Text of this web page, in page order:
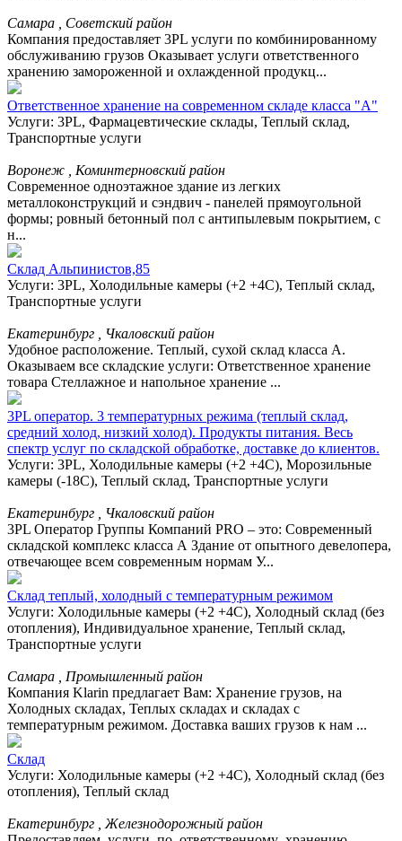
Самара , Советский район
Компания предоставляет 3PL услуги по комбинированному
обслуживанию грузов Оказывает услуги ответственного
хранению замороженной и охлажденной продукц...
Ответственное хранение на современном складе класса "А"
Услуги: 3PL, Фармацевтические склады, Теплый склад,
Транспортные услуги
Воронеж , Коминтерновский район
Современное одноэтажное здание из легких
металлоконструкций и сэндвич - панелей прямоугольной
формы; ровный бетонный пол с антипылевым покрытием, с
н...
Склад Альпинистов,85
Услуги: 3PL, Холодильные камеры (+2 +4С), Теплый склад,
Транспортные услуги
Екатеринбург , Чкаловский район
Удобное расположение. Теплый, сухой склад класса А.
Оказываем все складские услуги: Ответственное хранение
товара Стеллажное и напольное хранение ...
3PL оператор. 3 температурных режима (теплый склад,
средний холод, низкий холод). Продукты питания. Весь
спектр услуг по складской обработке, доставке до клиентов.
Услуги: 3PL, Холодильные камеры (+2 +4С), Морозильные
камеры (-18С), Теплый склад, Транспортные услуги
Екатеринбург , Чкаловский район
3PL Оператор Группы Компаний PRO – это: Современный
складской комплекс класса А Здание от опытного девелопера,
отвечающее всем современным нормам У...
Склад теплый, холодный с температурным режимом
Услуги: Холодильные камеры (+2 +4С), Холодный склад (без
отопления), Индивидуальное хранение, Теплый склад,
Транспортные услуги
Самара , Промышленный район
Компания Klarin предлагает Вам: Хранение грузов, на
Холодных складах, Теплых складах и складах с
температурным режимом. Доставка ваших грузов к нам ...
Cклад
Услуги: Холодильные камеры (+2 +4С), Холодный склад (без
отопления), Теплый склад
Екатеринбург , Железнодорожный район